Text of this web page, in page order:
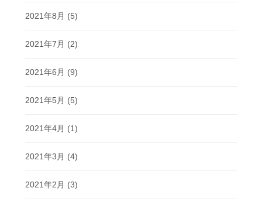
2021年8月 (5)
2021年7月 (2)
2021年6月 (9)
2021年5月 (5)
2021年4月 (1)
2021年3月 (4)
2021年2月 (3)